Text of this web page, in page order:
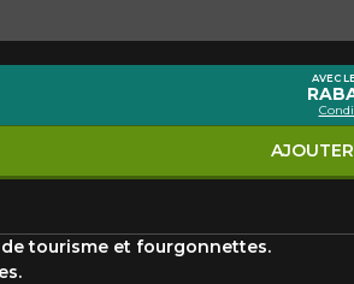
tourisme et fourgonnettes.
AVEC
Style de conduite
VOTRE VÉHICULE